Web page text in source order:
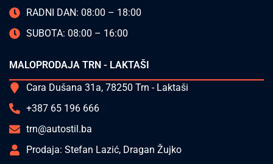
RADNI DAN: 08:00 – 18:00
SUBOTA: 08:00 – 16:00
MALOPRODAJA TRN - LAKTAŠI
Cara Dušana 31a, 78250 Trn - Laktaši
+387 65 196 666
trn@autostil.ba
Prodaja: Stefan Lazić, Dragan Žujko